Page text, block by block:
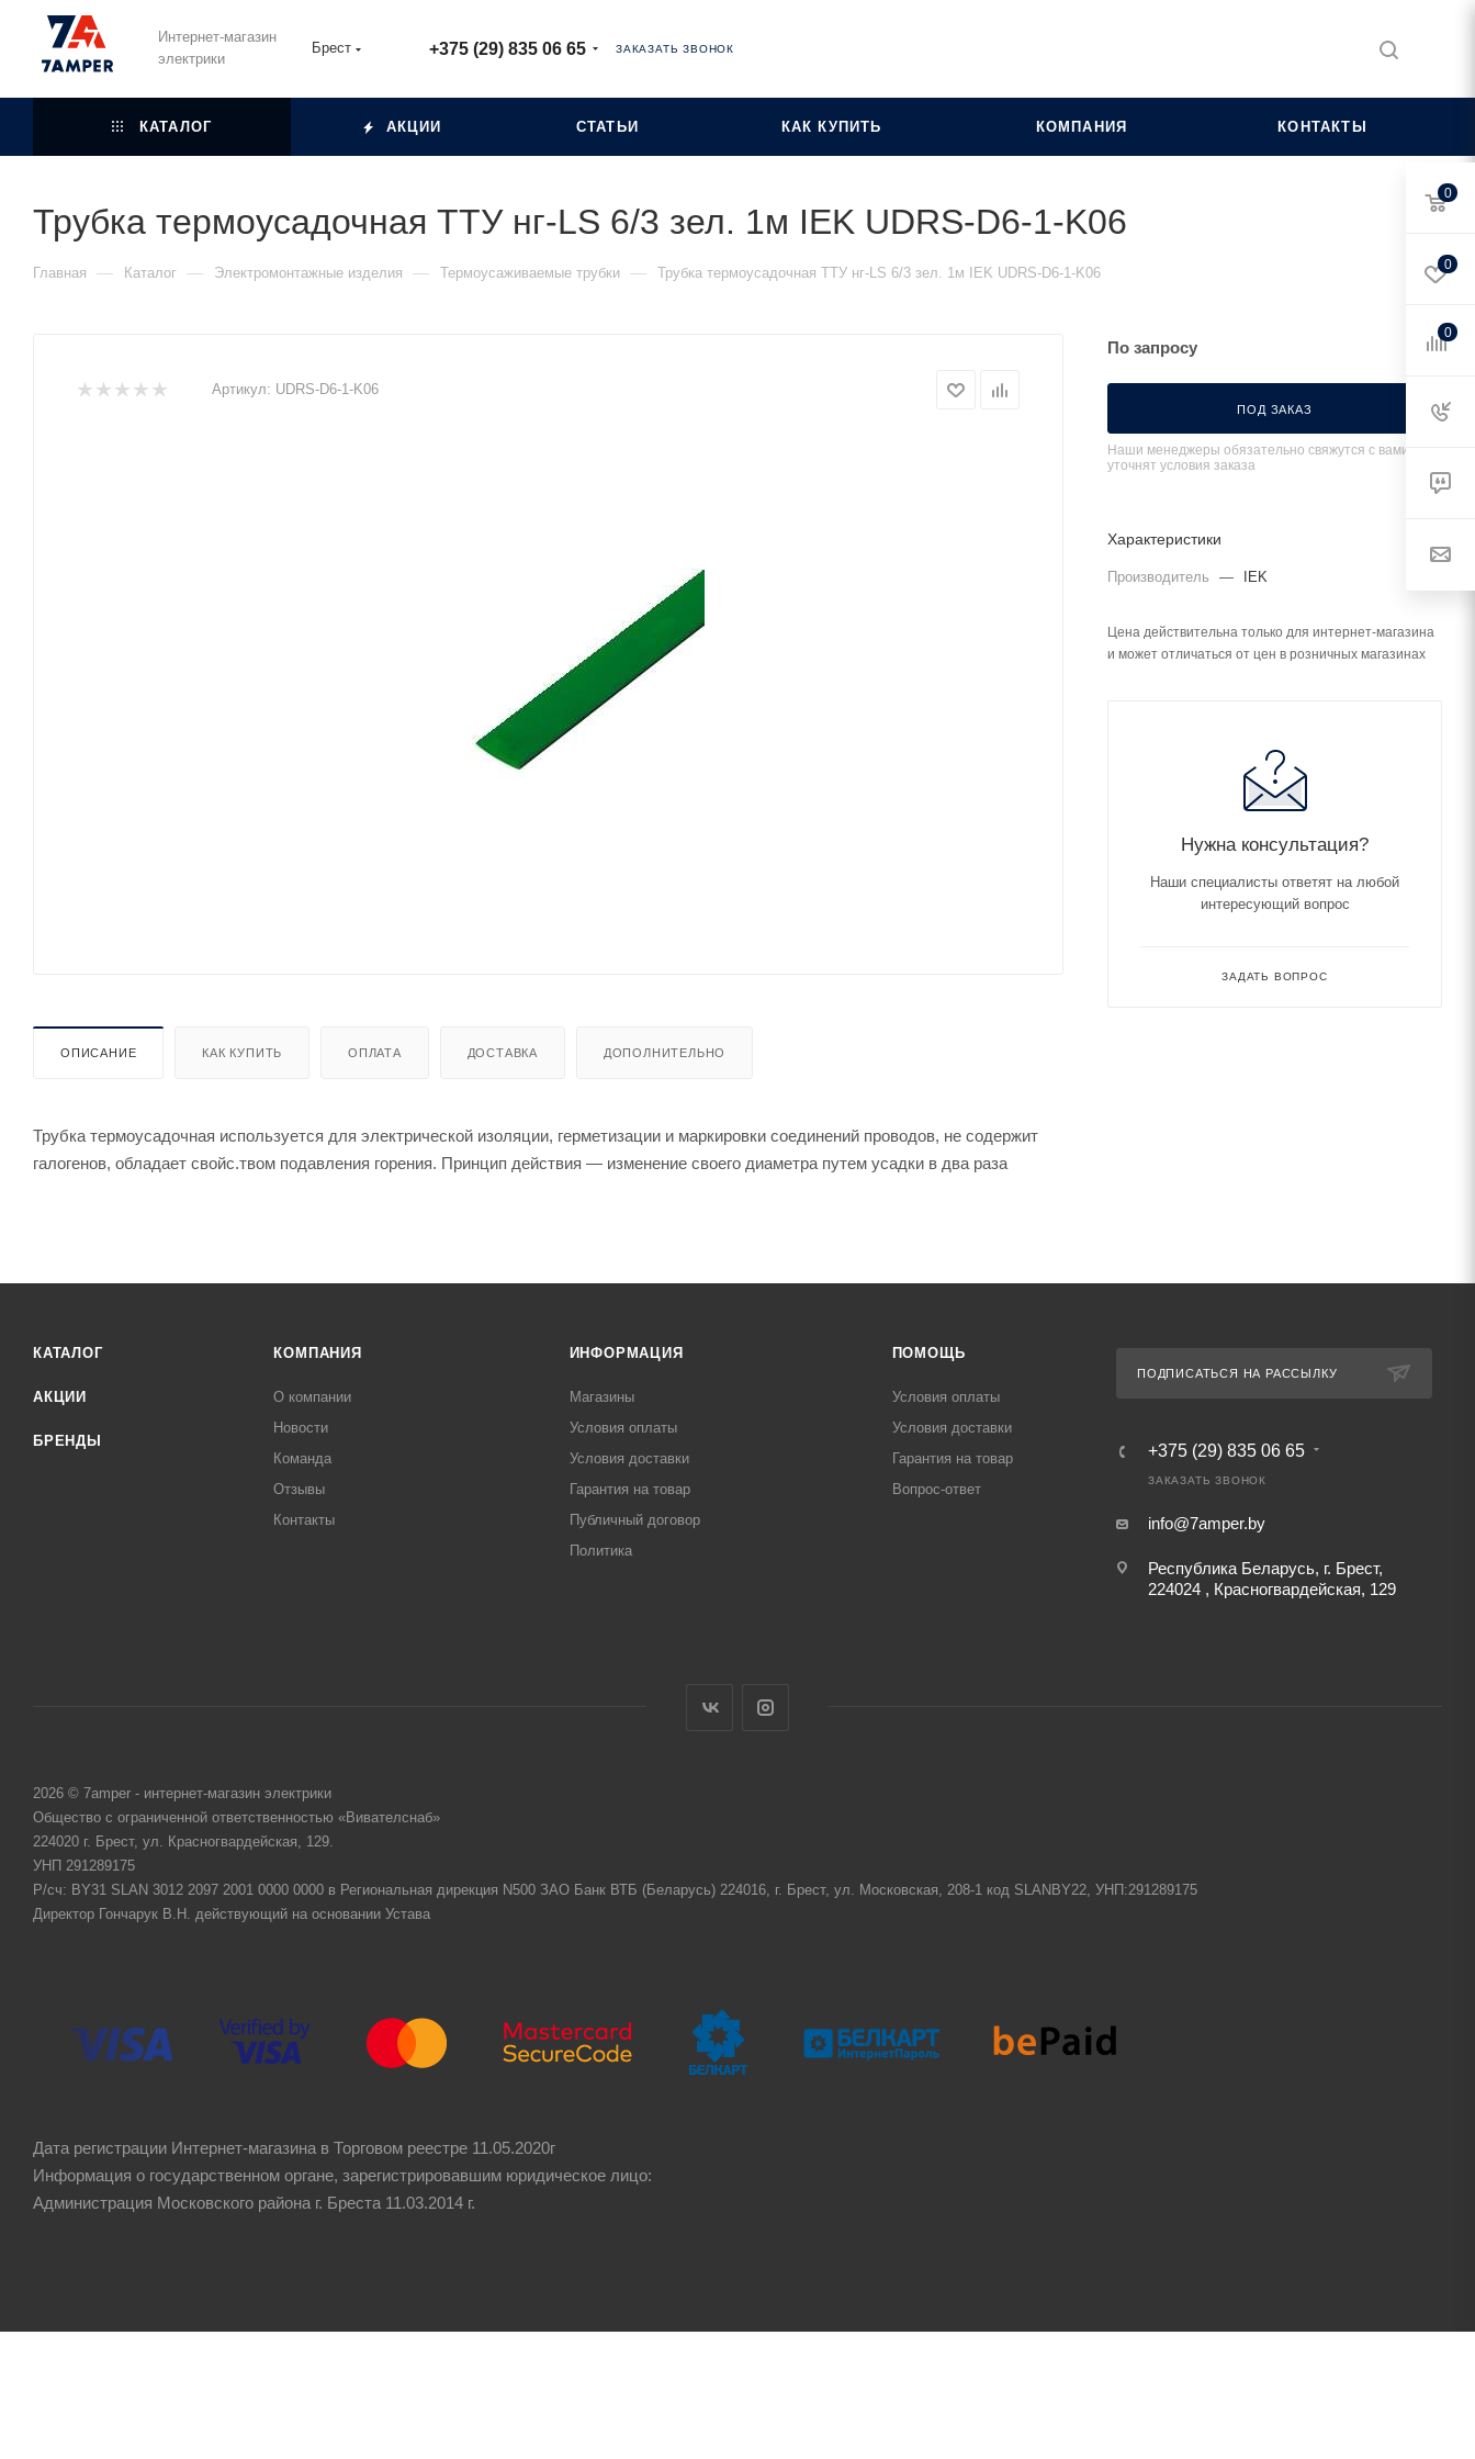
Интернет-магазин
электрики
Брест +375 (29) 835 06 65 ЗАКАЗАТЬ ЗВОНОК
КАТАЛОГ АКЦИИ СТАТЬИ КАК КУПИТЬ КОМПАНИЯ КОНТАКТЫ
Трубка термоусадочная ТТУ нг-LS 6/3 зел. 1м IEK UDRS-D6-1-K06
Главная — Каталог — Электромонтажные изделия — Термоусаживаемые трубки — Трубка термоусадочная ТТУ нг-LS 6/3 зел. 1м IEK UDRS-D6-1-K06
Артикул: UDRS-D6-1-K06
ОПИСАНИЕ КАК КУПИТЬ ОПЛАТА ДОСТАВКА ДОПОЛНИТЕЛЬНО
Трубка термоусадочная используется для электрической изоляции, герметизации и маркировки соединений проводов, не содержит
галогенов, обладает свойс.твом подавления горения. Принцип действия — изменение своего диаметра путем усадки в два раза
По запросу
ПОД ЗАКАЗ
Наши менеджеры обязательно свяжутся с вами и
уточнят условия заказа
Характеристики
Производитель — IEK
Цена действительна только для интернет-магазина
и может отличаться от цен в розничных магазинах
Нужна консультация?
Наши специалисты ответят на любой
интересующий вопрос
ЗАДАТЬ ВОПРОС
КАТАЛОГ
АКЦИИ
БРЕНДЫ
КОМПАНИЯ
О компании
Новости
Команда
Отзывы
Контакты
ИНФОРМАЦИЯ
Магазины
Условия оплаты
Условия доставки
Гарантия на товар
Публичный договор
Политика
ПОМОЩЬ
Условия оплаты
Условия доставки
Гарантия на товар
Вопрос-ответ
ПОДПИСАТЬСЯ НА РАССЫЛКУ
+375 (29) 835 06 65
ЗАКАЗАТЬ ЗВОНОК
info@7amper.by
Республика Беларусь, г. Брест,
224024 , Красногвардейская, 129
2026 © 7amper - интернет-магазин электрики
Общество с ограниченной ответственностью «Вивателснаб»
224020 г. Брест, ул. Красногвардейская, 129.
УНП 291289175
Р/сч: BY31 SLAN 3012 2097 2001 0000 0000 в Региональная дирекция N500 ЗАО Банк ВТБ (Беларусь) 224016, г. Брест, ул. Московская, 208-1 код SLANBY22, УНП:291289175
Директор Гончарук В.Н. действующий на основании Устава
Дата регистрации Интернет-магазина в Торговом реестре 11.05.2020г
Информация о государственном органе, зарегистрировавшим юридическое лицо:
Администрация Московского района г. Бреста 11.03.2014 г.
0
0
0